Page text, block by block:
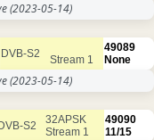
(2023-05-14)
DVB-S2 Stream 1
49089
None
(2023-05-14)
DVB-S2
32APSK
Stream 1
49090
11/15